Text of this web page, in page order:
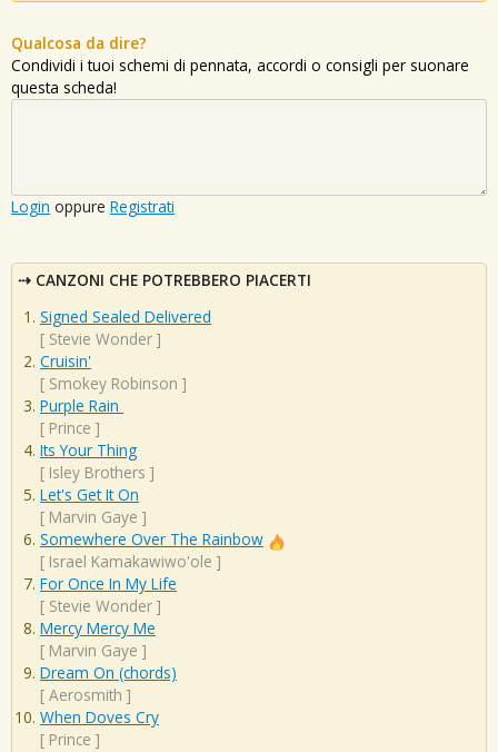
Qualcosa da dire?
Condividi i tuoi schemi di pennata, accordi o consigli per suonare
questa scheda!
Login oppure Registrati
CANZONI CHE POTREBBERO PIACERTI
Signed Sealed Delivered
[ Stevie Wonder ]
Cruisin'
[ Smokey Robinson ]
Purple Rain
[ Prince ]
Its Your Thing
[ Isley Brothers ]
Let's Get It On
[ Marvin Gaye ]
Somewhere Over The Rainbow
[ Israel Kamakawiwo'ole ]
For Once In My Life
[ Stevie Wonder ]
Mercy Mercy Me
[ Marvin Gaye ]
Dream On (chords)
[ Aerosmith ]
When Doves Cry
[ Prince ]